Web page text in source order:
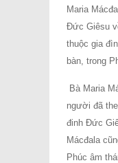
Maria
Ðức Giêsu
thuộc gia
bàn, trong
Bà Maria
người đã
đinh Ðức
Mácđala
Phúc âm